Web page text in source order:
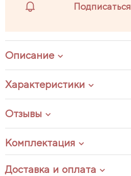
Подписаться
Описание
Характеристики
Отзывы
Комплектация
Доставка и оплата